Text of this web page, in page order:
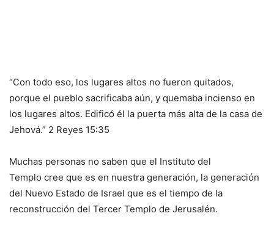
“Con todo eso, los lugares altos no fueron quitados,
porque el pueblo sacrificaba aún, y quemaba incienso en
los lugares altos. Edificó él la puerta más alta de la casa de
Jehová.” 2 Reyes 15:35
Muchas personas no saben que el Instituto del
Templo cree que es en nuestra generación, la generación
del Nuevo Estado de Israel que es el tiempo de la
reconstrucción del Tercer Templo de Jerusalén.